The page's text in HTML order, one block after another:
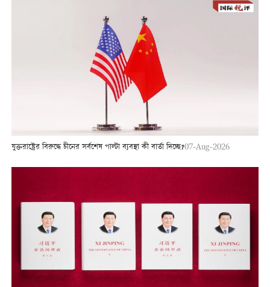
যুক্তরাষ্ট্রের বিরুদ্ধে চীনের সর্বশেষ পাল্টা ব্যবস্থা কী বার্তা দিচ্ছে?07-Aug-2026